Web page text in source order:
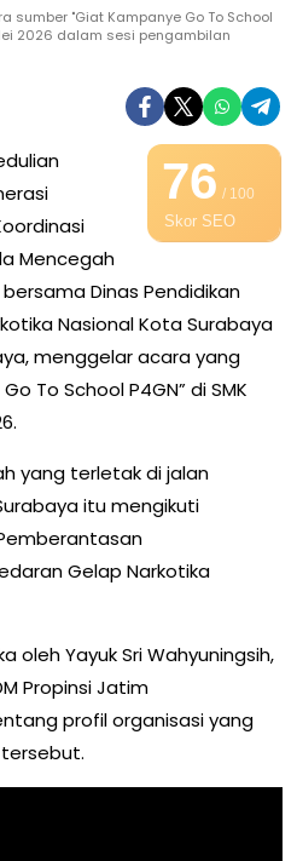
sumber "Giat Kampanye Go To School
2026 dalam sesi pengambilan
76/ 100
Skor SEO
Mencegah
Dinas Pendidikan
Nasional Kota Surabaya
menggelar acara yang
To School P4GN” di SMK
yang terletak di jalan
itu mengikuti
Gelap Narkotika
oleh Yayuk Sri Wahyuningsih,
Propinsi Jatim
profil organisasi yang